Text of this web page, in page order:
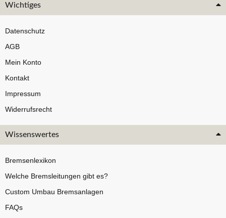
Wichtiges
Datenschutz
AGB
Mein Konto
Kontakt
Impressum
Widerrufsrecht
Wissenswertes
Bremsenlexikon
Welche Bremsleitungen gibt es?
Custom Umbau Bremsanlagen
FAQs